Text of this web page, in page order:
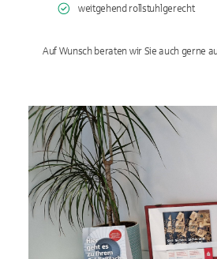
weitgehend rollstuhlgerecht
Auf Wunsch beraten wir Sie auch gerne